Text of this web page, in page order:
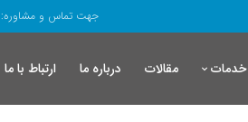
جهت تماس و مشاوره:
خدمات مقالات درباره ما ارتباط با ما